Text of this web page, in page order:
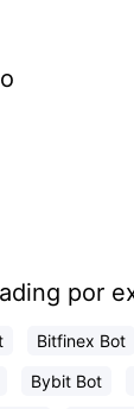
por
Bitfinex Bot
Bybit Bot